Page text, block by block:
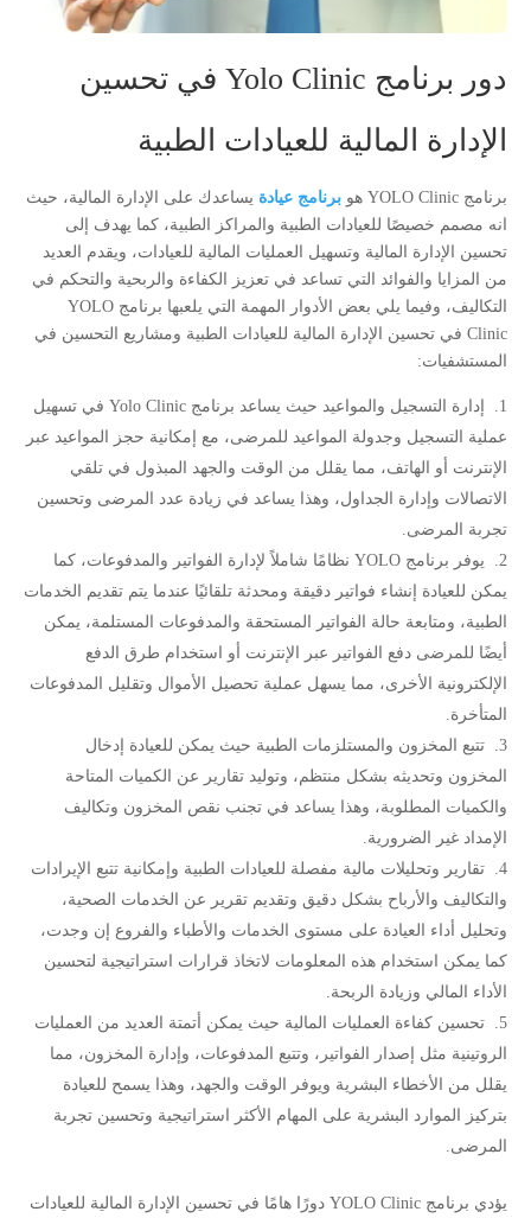
دور برنامج Yolo Clinic في تحسين
الإدارة المالية للعيادات الطبية
برنامج YOLO Clinic هو برنامج عيادة يساعدك على الإدارة المالية، حيث
انه مصمم خصيصًا للعيادات الطبية والمراكز الطبية، كما يهدف إلى
تحسين الإدارة المالية وتسهيل العمليات المالية للعيادات، ويقدم العديد
من المزايا والفوائد التي تساعد في تعزيز الكفاءة والربحية والتحكم في
التكاليف، وفيما يلي بعض الأدوار المهمة التي يلعبها برنامج YOLO
Clinic في تحسين الإدارة المالية للعيادات الطبية ومشاريع التحسين في
المستشفيات:
إدارة التسجيل والمواعيد حيث يساعد برنامج Yolo Clinic في تسهيل
عملية التسجيل وجدولة المواعيد للمرضى، مع إمكانية حجز المواعيد عبر
الإنترنت أو الهاتف، مما يقلل من الوقت والجهد المبذول في تلقي
الاتصالات وإدارة الجداول، وهذا يساعد في زيادة عدد المرضى وتحسين
تجربة المرضى.
يوفر برنامج YOLO نظامًا شاملاً لإدارة الفواتير والمدفوعات، كما
يمكن للعيادة إنشاء فواتير دقيقة ومحدثة تلقائيًا عندما يتم تقديم الخدمات
الطبية، ومتابعة حالة الفواتير المستحقة والمدفوعات المستلمة، يمكن
أيضًا للمرضى دفع الفواتير عبر الإنترنت أو استخدام طرق الدفع
الإلكترونية الأخرى، مما يسهل عملية تحصيل الأموال وتقليل المدفوعات
المتأخرة.
تتبع المخزون والمستلزمات الطبية حيث يمكن للعيادة إدخال
المخزون وتحديثه بشكل منتظم، وتوليد تقارير عن الكميات المتاحة
والكميات المطلوبة، وهذا يساعد في تجنب نقص المخزون وتكاليف
الإمداد غير الضرورية.
تقارير وتحليلات مالية مفصلة للعيادات الطبية وإمكانية تتبع الإيرادات
والتكاليف والأرباح بشكل دقيق وتقديم تقرير عن الخدمات الصحية،
وتحليل أداء العيادة على مستوى الخدمات والأطباء والفروع إن وجدت،
كما يمكن استخدام هذه المعلومات لاتخاذ قرارات استراتيجية لتحسين
الأداء المالي وزيادة الربحة.
تحسين كفاءة العمليات المالية حيث يمكن أتمتة العديد من العمليات
الروتينية مثل إصدار الفواتير، وتتبع المدفوعات، وإدارة المخزون، مما
يقلل من الأخطاء البشرية ويوفر الوقت والجهد، وهذا يسمح للعيادة
بتركيز الموارد البشرية على المهام الأكثر استراتيجية وتحسين تجربة
المرضى.
يؤدي برنامج YOLO Clinic دورًا هامًا في تحسين الإدارة المالية للعيادات